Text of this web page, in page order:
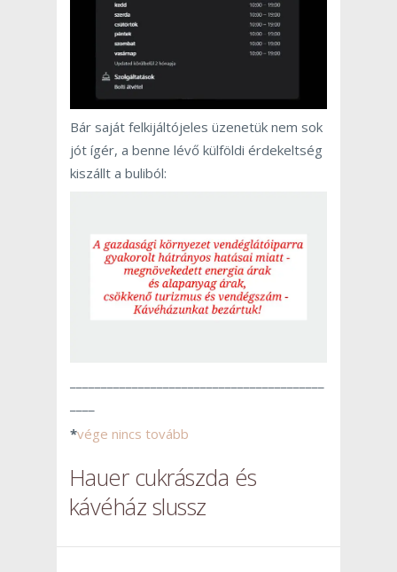
Bár saját felkijáltójeles üzenetük nem sok
jót ígér, a benne lévő külföldi érdekeltség
kiszállt a buliból:
*vége nincs tovább
Hauer cukrászda és
kávéház slussz